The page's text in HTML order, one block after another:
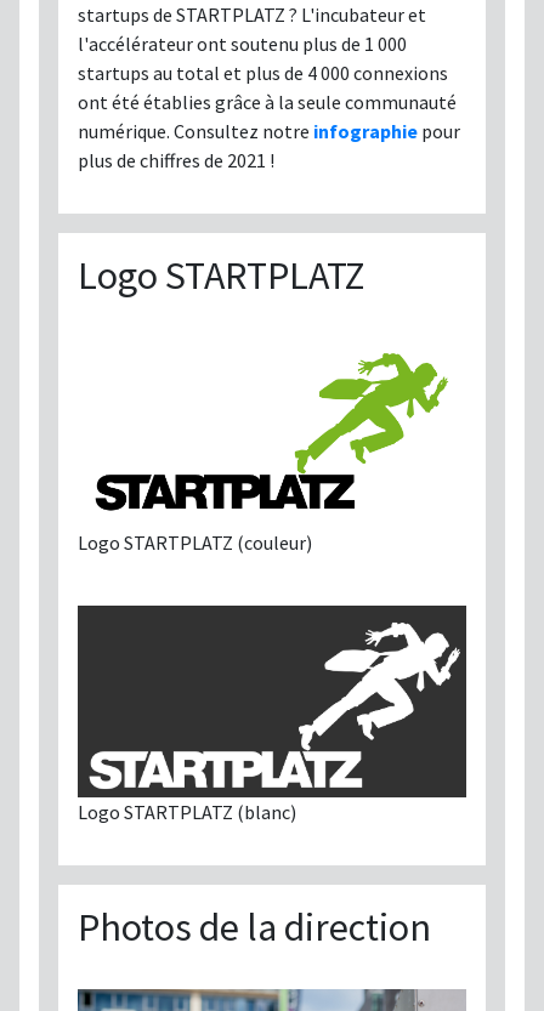
startups de STARTPLATZ ? L'incubateur et
l'accélérateur ont soutenu plus de 1 000
startups au total et plus de 4 000 connexions
ont été établies grâce à la seule communauté
numérique. Consultez notre infographie pour
plus de chiffres de 2021 !
Logo STARTPLATZ
Logo STARTPLATZ (couleur)
Logo STARTPLATZ (blanc)
Photos de la direction